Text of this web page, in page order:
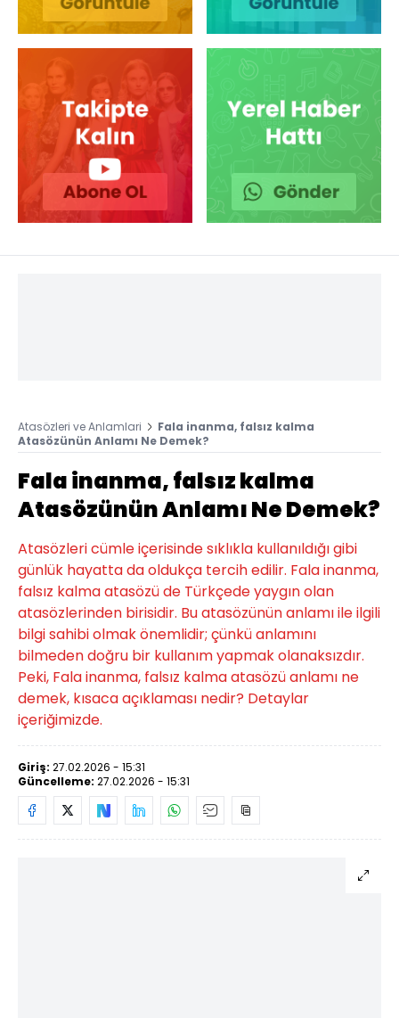
Atasözleri ve Anlamlari
Fala inanma, falsız kalma
Atasözünün Anlamı Ne Demek?
Fala inanma, falsız kalma
Atasözünün Anlamı Ne Demek?
Atasözleri cümle içerisinde sıklıkla kullanıldığı gibi
günlük hayatta da oldukça tercih edilir. Fala inanma,
falsız kalma atasözü de Türkçede yaygın olan
atasözlerinden birisidir. Bu atasözünün anlamı ile ilgili
bilgi sahibi olmak önemlidir; çünkü anlamını
bilmeden doğru bir kullanım yapmak olanaksızdır.
Peki, Fala inanma, falsız kalma atasözü anlamı ne
demek, kısaca açıklaması nedir? Detaylar
içeriğimizde.
Giriş: 27.02.2026 - 15:31
Güncelleme: 27.02.2026 - 15:31